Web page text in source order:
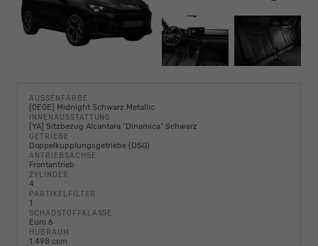
AUSSENFARBE
[0E0E] Midnight Schwarz Metallic
INNENAUSSTATTUNG
[YA] Sitzbezug Alcantara "Dinamica" Schwarz
GETRIEBE
Doppelkupplungsgetriebe (DSG)
ANTRIEBSACHSE
Frontantrieb
ZYLINDER
4
PARTIKELFILTER
1
SCHADSTOFFKLASSE
Euro 6
HUBRAUM
1.498 ccm